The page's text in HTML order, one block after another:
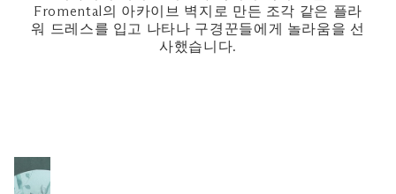
Fromental의 아카이브 벽지로 만든 조각 같은 플라
워 드레스를 입고 나타나 구경꾼들에게 놀라움을 선
사했습니다.